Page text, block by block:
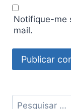
Notifique-me
mail.
Pesquisar